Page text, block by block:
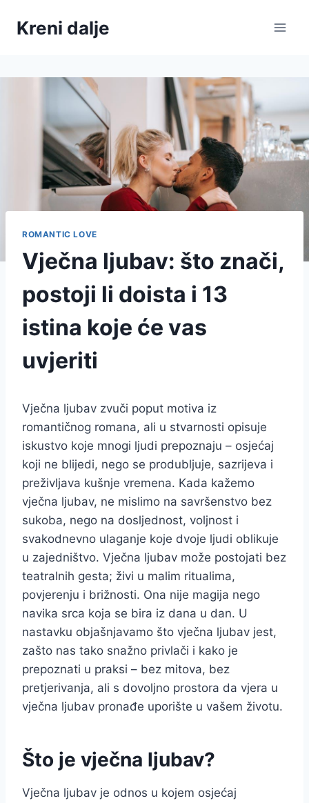
Kreni dalje
ROMANTIC LOVE
Vječna ljubav: što znači,
postoji li doista i 13
istina koje će vas
uvjeriti
Vječna ljubav zvuči poput motiva iz
romantičnog romana, ali u stvarnosti opisuje
iskustvo koje mnogi ljudi prepoznaju – osjećaj
koji ne blijedi, nego se produbljuje, sazrijeva i
preživljava kušnje vremena. Kada kažemo
vječna ljubav, ne mislimo na savršenstvo bez
sukoba, nego na dosljednost, voljnost i
svakodnevno ulaganje koje dvoje ljudi oblikuje
u zajedništvo. Vječna ljubav može postojati bez
teatralnih gesta; živi u malim ritualima,
povjerenju i brižnosti. Ona nije magija nego
navika srca koja se bira iz dana u dan. U
nastavku objašnjavamo što vječna ljubav jest,
zašto nas tako snažno privlači i kako je
prepoznati u praksi – bez mitova, bez
pretjerivanja, ali s dovoljno prostora da vjera u
vječna ljubav pronađe uporište u vašem životu.
Što je vječna ljubav?
Vječna ljubav je odnos u kojem osjećaj